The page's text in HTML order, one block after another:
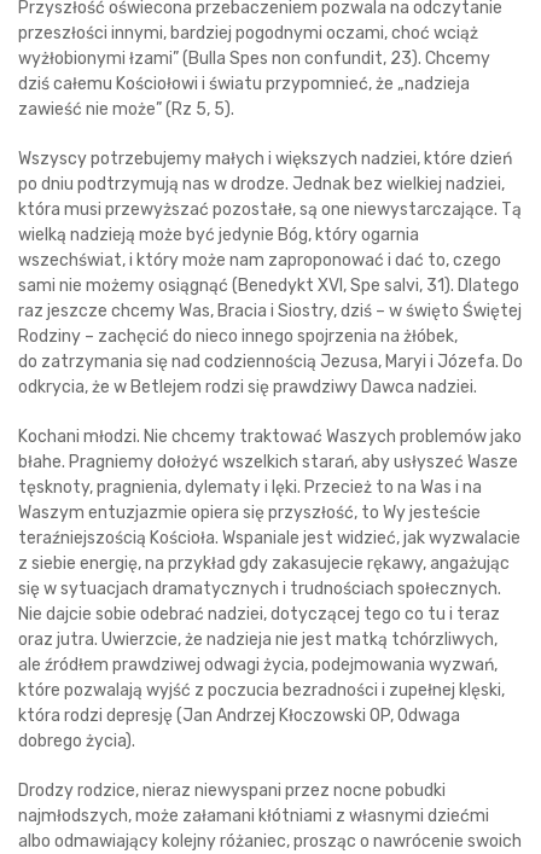
Przyszłość oświecona przebaczeniem pozwala na odczytanie
przeszłości innymi, bardziej pogodnymi oczami, choć wciąż
wyżłobionymi łzami” (Bulla Spes non confundit, 23). Chcemy
dziś całemu Kościołowi i światu przypomnieć, że „nadzieja
zawieść nie może” (Rz 5, 5).
Wszyscy potrzebujemy małych i większych nadziei, które dzień
po dniu podtrzymują nas w drodze. Jednak bez wielkiej nadziei,
która musi przewyższać pozostałe, są one niewystarczające. Tą
wielką nadzieją może być jedynie Bóg, który ogarnia
wszechświat, i który może nam zaproponować i dać to, czego
sami nie możemy osiągnąć (Benedykt XVI, Spe salvi, 31). Dlatego
raz jeszcze chcemy Was, Bracia i Siostry, dziś – w święto Świętej
Rodziny – zachęcić do nieco innego spojrzenia na żłóbek,
do zatrzymania się nad codziennością Jezusa, Maryi i Józefa. Do
odkrycia, że w Betlejem rodzi się prawdziwy Dawca nadziei.
Kochani młodzi. Nie chcemy traktować Waszych problemów jako
błahe. Pragniemy dołożyć wszelkich starań, aby usłyszeć Wasze
tęsknoty, pragnienia, dylematy i lęki. Przecież to na Was i na
Waszym entuzjazmie opiera się przyszłość, to Wy jesteście
teraźniejszością Kościoła. Wspaniale jest widzieć, jak wyzwalacie
z siebie energię, na przykład gdy zakasujecie rękawy, angażując
się w sytuacjach dramatycznych i trudnościach społecznych.
Nie dajcie sobie odebrać nadziei, dotyczącej tego co tu i teraz
oraz jutra. Uwierzcie, że nadzieja nie jest matką tchórzliwych,
ale źródłem prawdziwej odwagi życia, podejmowania wyzwań,
które pozwalają wyjść z poczucia bezradności i zupełnej klęski,
która rodzi depresję (Jan Andrzej Kłoczowski OP, Odwaga
dobrego życia).
Drodzy rodzice, nieraz niewyspani przez nocne pobudki
najmłodszych, może załamani kłótniami z własnymi dziećmi
albo odmawiający kolejny różaniec, prosząc o nawrócenie swoich